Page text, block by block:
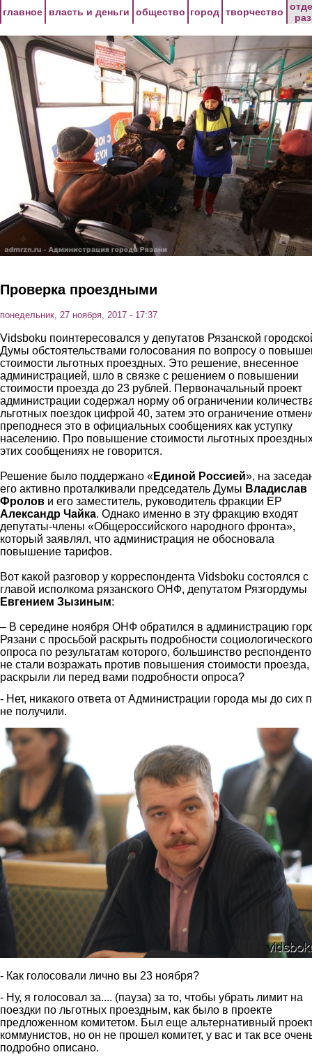
главное власть и деньги общество город творчество
Проверка проездными
понедельник, 27 ноября, 2017 - 17:37
Vidsboku поинтересовался у депутатов Рязанской
Думы обстоятельствами голосования по вопросу о
стоимости льготных проездных. Это решение, внесенное
администрацией, шло в связке с решением о повышении
стоимости проезда до 23 рублей. Первоначальный проект
администрации содержал норму об ограничении
льготных поездок цифрой 40, затем это ограничение
преподнеся это в официальных сообщениях как уступку
населению. Про повышение стоимости льготных
этих сообщениях не говорится.
Решение было поддержано «Единой Россией», на
его активно проталкивали председатель Думы Владислав
Фролов и его заместитель, руководитель фракции ЕР
Александр Чайка. Однако именно в эту фракцию входят
депутаты-члены «Общероссийского народного фронта»,
который заявлял, что администрация не обосновала
повышение тарифов.
Вот какой разговор у корреспондента Vidsboku состоялся с
главой исполкома рязанского ОНФ, депутатом Рязгордумы
Евгением Зызиным:
– В середине ноября ОНФ обратился в администрацию
Рязани с просьбой раскрыть подробности социологического
опроса по результатам которого, большинство
не стали возражать против повышения стоимости проезда,
раскрыли ли перед вами подробности опроса?
- Нет, никакого ответа от Администрации города мы до сих
не получили.
zyzin2.jpg
- Как голосовали лично вы 23 ноября?
- Ну, я голосовал за.... (пауза) за то, чтобы убрать лимит на
поездки по льготных проездным, как было в проекте
предложенном комитетом. Был еще альтернативный
коммунистов, но он не прошел комитет, у вас и так все
подробно описано.